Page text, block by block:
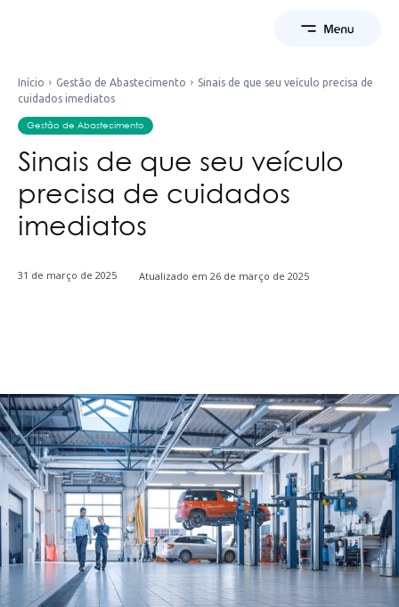
Início Gestão de Abastecimento
Sinais de que seu veículo precisa de
cuidados imediatos
Gestão de Abastecimento
Sinais de que seu veículo
precisa de cuidados
imediatos
31 de março de 2025 Atualizado em 26 de março de 2025